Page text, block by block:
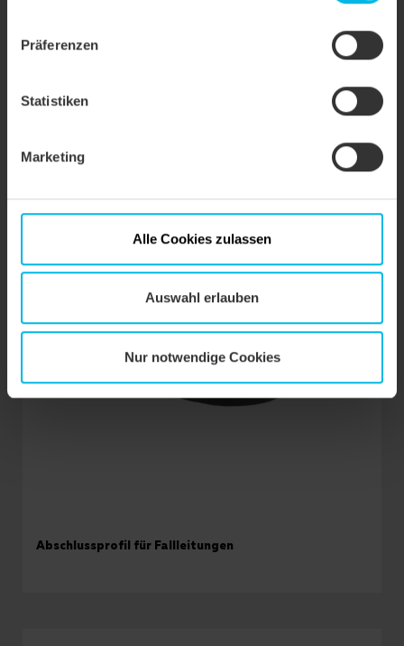
Präferenzen
Statistiken
Marketing
Alle Cookies zulassen
Auswahl erlauben
Nur notwendige Cookies
Abschlussprofil für Fallleitungen